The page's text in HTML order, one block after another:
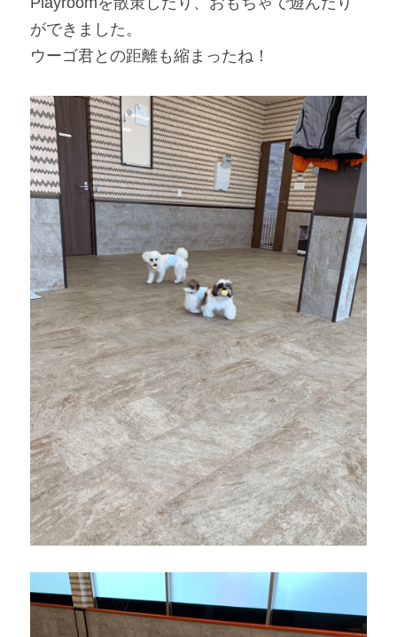
ができました。
ウーゴ君との距離も縮まったね！